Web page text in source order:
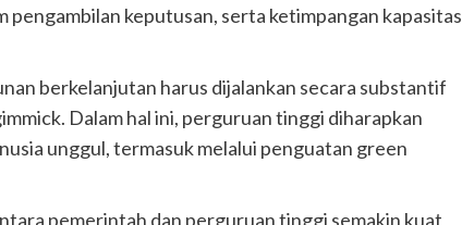
pengambilan keputusan, serta ketimpangan kapasitas
berkelanjutan harus dijalankan secara substantif
Dalam hal ini, perguruan tinggi diharapkan
unggul, termasuk melalui penguatan green
pemerintah dan perguruan tinggi semakin kuat